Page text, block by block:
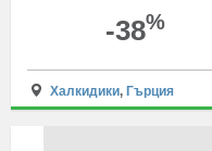
-38%
Халкидики, Гърция